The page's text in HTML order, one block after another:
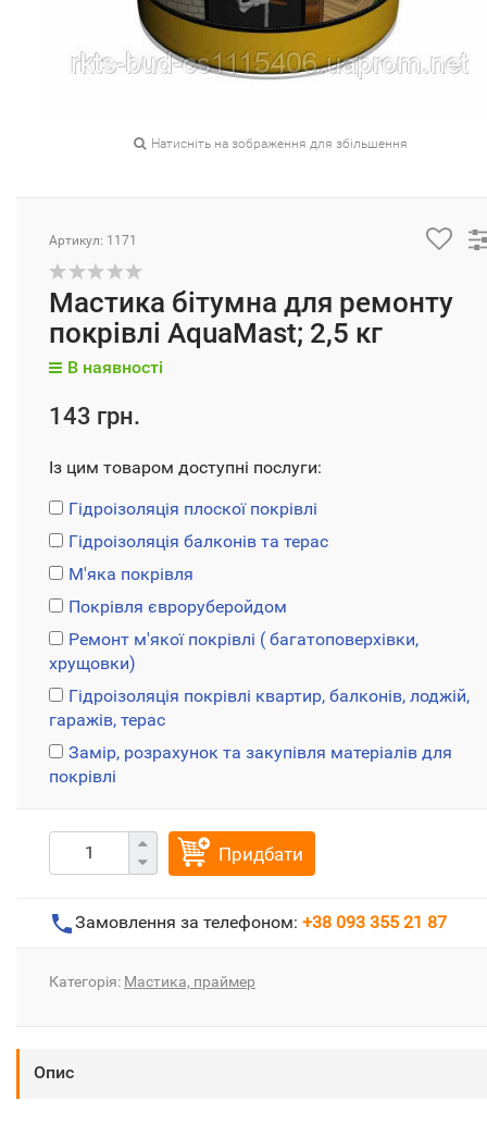
Натисніть на зображення для збільшення
Артикул: 1171
Мастика бітумна для ремонту
покрівлі AquaMast; 2,5 кг
В наявності
143 грн.
Із цим товаром доступні послуги:
Гідроізоляція плоскої покрівлі
Гідроізоляція балконів та терас
М'яка покрівля
Покрівля євроруберойдом
Ремонт м'якої покрівлі ( багатоповерхівки,
хрущовки)
Гідроізоляція покрівлі квартир, балконів, лоджій,
гаражів, терас
Замір, розрахунок та закупівля матеріалів для
покрівлі
Придбати
Замовлення за телефоном: +38 093 355 21 87
Категорія: Мастика, праймер
Опис